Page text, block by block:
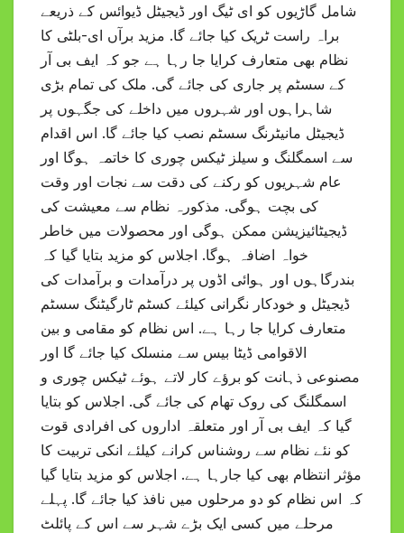
شامل گاڑیوں کو ای ٹیگ اور ڈیجیٹل ڈیوائس کے ذریعے
براہ راست ٹریک کیا جائے گا. مزید برآں ای-بلٹی کا
نظام بھی متعارف کرایا جا رہا ہے جو کہ ایف بی آر
کے سسٹم پر جاری کی جائے گی. ملک کی تمام بڑی
شاہراہوں اور شہروں میں داخلے کی جگہوں پر
ڈیجیٹل مانیٹرنگ سسٹم نصب کیا جائے گا. اس اقدام
سے اسمگلنگ و سیلز ٹیکس چوری کا خاتمہ ہوگا اور
عام شہریوں کو رکنے کی دقت سے نجات اور وقت
کی بچت ہوگی. مذکورہ نظام سے معیشت کی
ڈیجیٹائیزیشن ممکن ہوگی اور محصولات میں خاطر
خواہ اضافہ ہوگا. اجلاس کو مزید بتایا گیا کہ
بندرگاہوں اور ہوائی اڈوں پر درآمدات و برآمدات کی
ڈیجیٹل و خودکار نگرانی کیلئے کسٹم ٹارگیٹنگ سسٹم
متعارف کرایا جا رہا ہے. اس نظام کو مقامی و بین
الاقوامی ڈیٹا بیس سے منسلک کیا جائے گا اور
مصنوعی ذہانت کو برؤے کار لاتے ہوئے ٹیکس چوری و
اسمگلنگ کی روک تھام کی جائے گی. اجلاس کو بتایا
گیا کہ ایف بی آر اور متعلقہ اداروں کی افرادی قوت
کو نئے نظام سے روشناس کرانے کیلئے انکی تربیت کا
مؤثر انتظام بھی کیا جارہا ہے. اجلاس کو مزید بتایا گیا
کہ اس نظام کو دو مرحلوں میں نافذ کیا جائے گا. پہلے
مرحلے میں کسی ایک بڑے شہر سے اس کے پائلٹ